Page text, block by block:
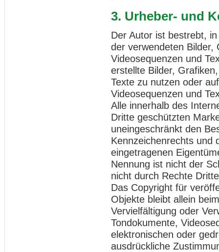
3. Urheber- und
Der Autor ist bestrebt,
der verwendeten Bilder,
Videosequenzen und
erstellte Bilder,
Texte zu nutzen oder
Videosequenzen und
Alle innerhalb des
Dritte geschützten
uneingeschränkt den
Kennzeichenrechts und
eingetragenen
Nennung ist nicht der
nicht durch Rechte
Das Copyright für
Objekte bleibt allein
Vervielfältigung oder
Tondokumente,
elektronischen oder
ausdrückliche